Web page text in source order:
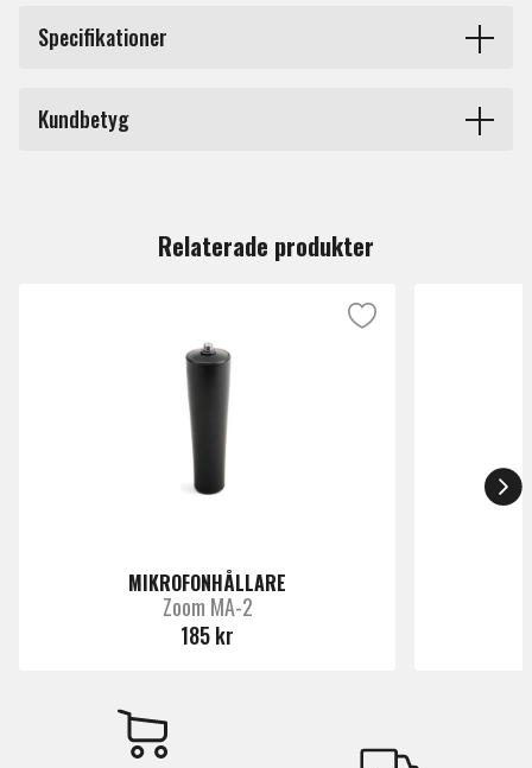
Skyddslock i polykarbonat till Universal Audio Apollo x4,
Smoked/Clear finish.
Tillverkat i tålig polykarbonat för att skyddet ska hålla
även under turnén. Skyddar rattar och faders som damm,
Specifikationer
Kundbetyg
Relaterade produkter
MIKROFONHÅLLARE
Zoom MA-2
185 kr